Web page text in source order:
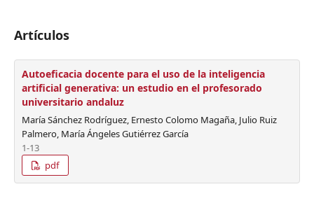
Artículos
Autoeficacia docente para el uso de la inteligencia
artificial generativa: un estudio en el profesorado
universitario andaluz
María Sánchez Rodríguez, Ernesto Colomo Magaña, Julio Ruiz
Palmero, María Ángeles Gutiérrez García
1-13
pdf